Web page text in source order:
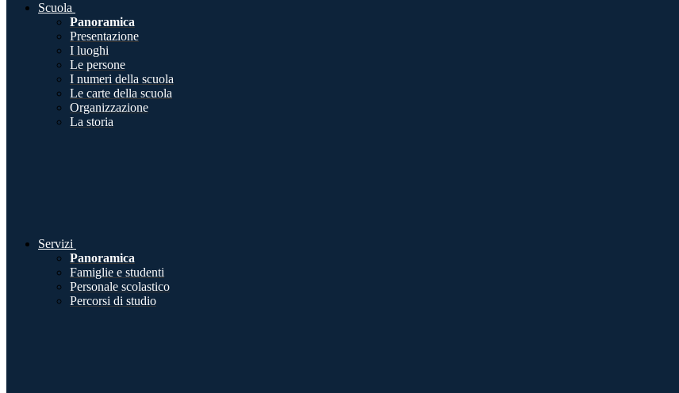
Scuola
Panoramica
Presentazione
I luoghi
Le persone
I numeri della scuola
Le carte della scuola
Organizzazione
La storia
Servizi
Panoramica
Famiglie e studenti
Personale scolastico
Percorsi di studio